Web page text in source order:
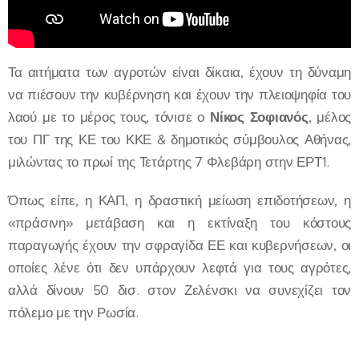
Τα αιτήματα των αγροτών είναι δίκαια, έχουν τη δύναμη
να πιέσουν την κυβέρνηση και έχουν την πλειοψηφία του
λαού με το μέρος τους, τόνισε ο Νίκος Σοφιανός, μέλος
του ΠΓ της ΚΕ του ΚΚΕ & δημοτικός σύμβουλος Αθήνας,
μιλώντας το πρωί της Τετάρτης 7 Φλεβάρη στην ΕΡΤ1.
Όπως είπε, η ΚΑΠ, η δραστική μείωση επιδοτήσεων, η
«πράσινη» μετάβαση και η εκτίναξη του κόστους
παραγωγής έχουν την σφραγίδα ΕΕ και κυβερνήσεων, οι
οποίες λένε ότι δεν υπάρχουν λεφτά για τους αγρότες,
αλλά δίνουν 50 δισ. στον Ζελένσκι να συνεχίζει τον
πόλεμο με την Ρωσία.